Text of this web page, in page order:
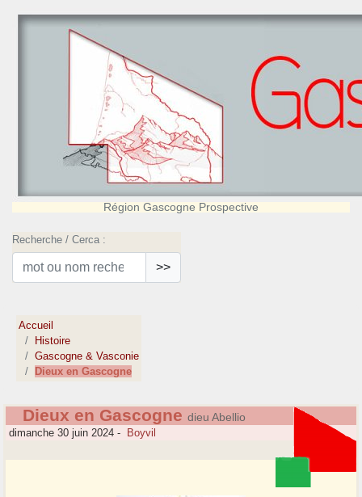
Région Gascogne Prospective
Recherche / Cerca :
>>
Accueil
Histoire
Gascogne & Vasconie
Dieux en Gascogne
Dieux en Gascogne dieu Abellio
dimanche 30 juin 2024 - Boyvil